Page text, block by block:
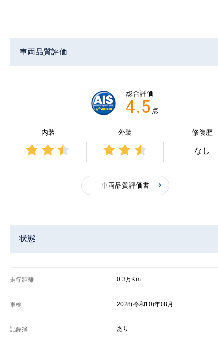
車両品質評価
総合評価
4.5 点
内装 外装
2.5点
の評
修復歴
なし
車両品質評価書
状態
走行距離 0.3万Km
車検 2028(令和10)年08月
記録簿 あり